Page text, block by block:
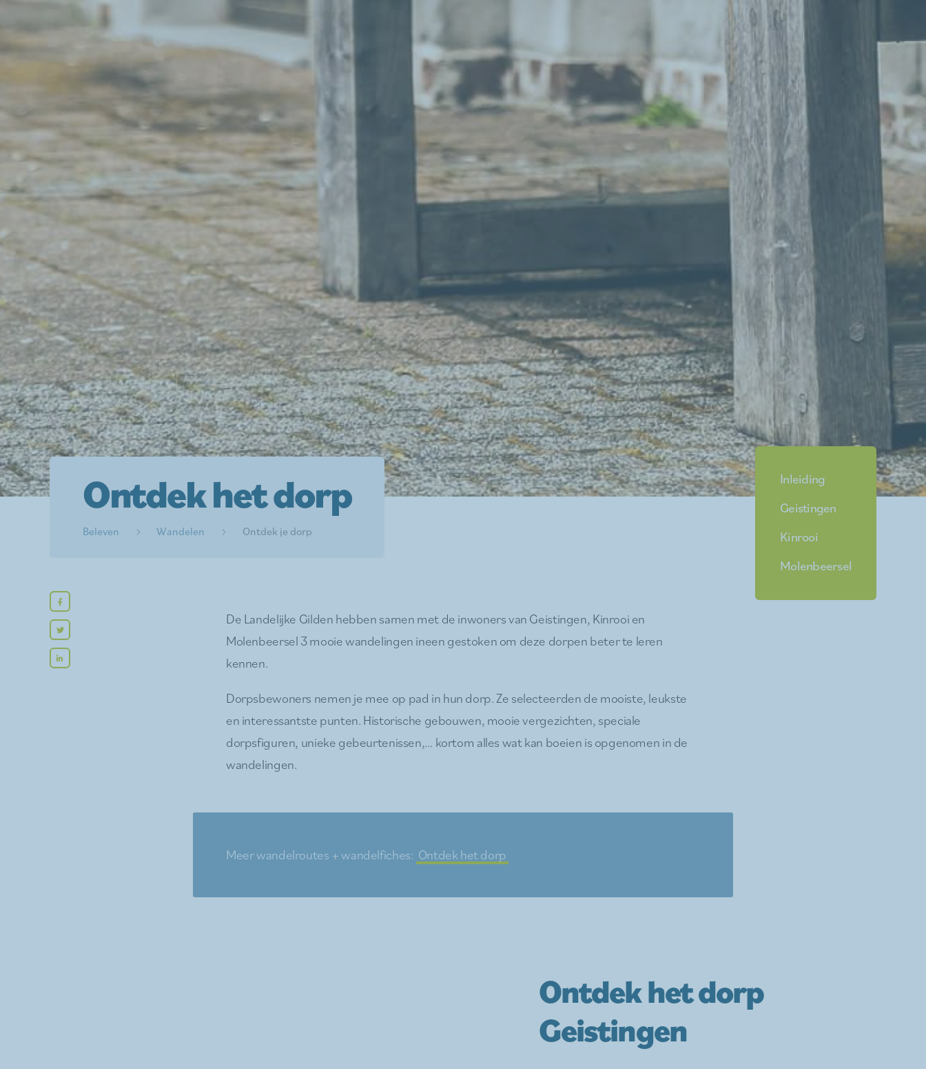
Ontdek het dorp
Beleven Wandelen Ontdek je dorp
Inleiding
Geistingen
Kinrooi
Molenbeersel
De Landelijke Gilden hebben samen met de inwoners van Geistingen, Kinrooi en
Molenbeersel 3 mooie wandelingen ineen gestoken om deze dorpen beter te leren
kennen.
Dorpsbewoners nemen je mee op pad in hun dorp. Ze selecteerden de mooiste, leukste
en interessantste punten. Historische gebouwen, mooie vergezichten, speciale
dorpsfiguren, unieke gebeurtenissen,… kortom alles wat kan boeien is opgenomen in de
wandelingen.
Meer wandelroutes + wandelfiches: Ontdek het dorp
Ontdek het dorp
Geistingen